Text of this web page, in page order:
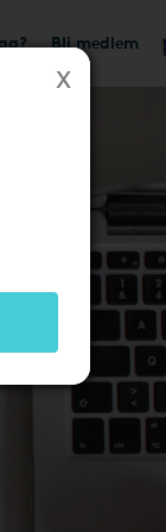
Bli medlem